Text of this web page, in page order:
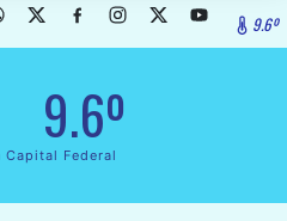
Ordenanza NÂº 6236/19 del 9.6º
9.6º
Capital Federal